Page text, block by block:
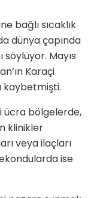
bağlı sıcaklık
dünya çapında
Mayıs
Karaçi
kaybetmişti.
ücra bölgelerde,
klinikler
veya ilaçları
ise